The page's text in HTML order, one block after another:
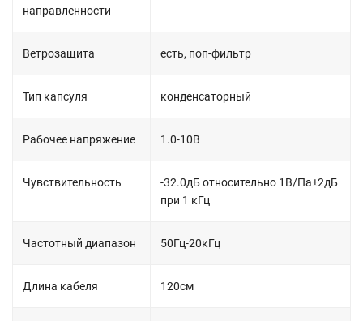
направленности
Ветрозащита есть, поп-фильтр
Тип капсуля конденсаторный
Рабочее напряжение 1.0-10В
Чувствительность
-32.0дБ относительно 1В/Па±2дБ
при 1 кГц
Частотный диапазон 50Гц-20кГц
Длина кабеля 120см